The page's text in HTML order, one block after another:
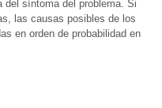
del síntoma del problema. Si
las causas posibles de los
en orden de probabilidad en